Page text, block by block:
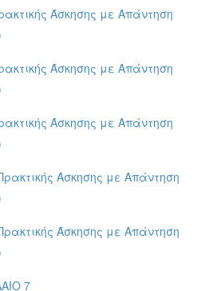
Άσκησης με Απάντηση
Άσκησης με Απάντηση
Άσκησης με Απάντηση
Άσκησης με Απάντηση
Άσκησης με Απάντηση
7